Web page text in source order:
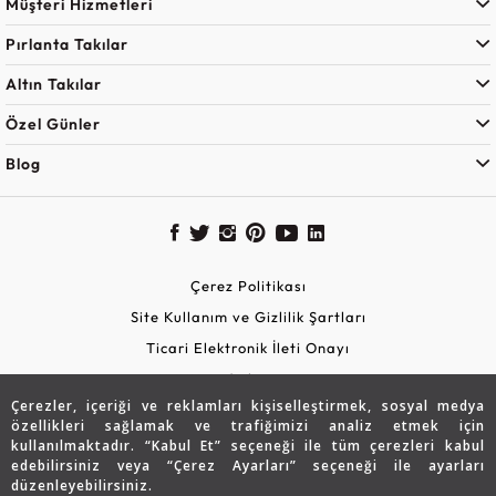
Çerezler, içeriği ve reklamları kişiselleştirmek, sosyal medya
özellikleri sağlamak ve trafiğimizi analiz etmek için
kullanılmaktadır. “Kabul Et” seçeneği ile tüm çerezleri kabul
edebilirsiniz veya “Çerez Ayarları” seçeneği ile ayarları
düzenleyebilirsiniz.
Pırlanta Takılar
Altın Takılar
Özel Günler
Blog
Çerez Politikası
Site Kullanım ve Gizlilik Şartları
Ticari Elektronik İleti Onayı
KVKK Aydınlatma Metni
Güvenli Alışveriş